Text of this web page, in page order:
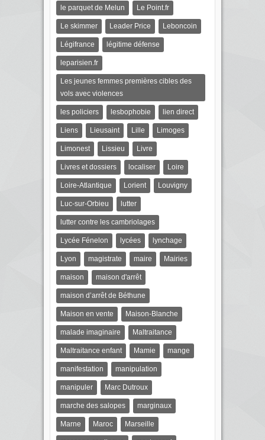
le parquet de Melun Le Point.fr
Le skimmer Leader Price Leboncoin
Légifrance légitime défense
leparisien.fr
Les jeunes femmes premières cibles des
vols avec violences
les policiers lesbophobie lien direct
Liens Lieusaint Lille Limoges
Limonest Lissieu Livre
Livres et dossiers localiser Loire
Loire-Atlantique Lorient Louvigny
Luc-sur-Orbieu lutter
lutter contre les cambriolages
Lycée Fénelon lycées lynchage
Lyon magistrate maire Mairies
maison maison d'arrêt
maison d’arrêt de Béthune
Maison en vente Maison-Blanche
malade imaginaire Maltraitance
Maltraitance enfant Mamie mange
manifestation manipulation
manipuler Marc Dutroux
marche des salopes marginaux
Marne Maroc Marseille